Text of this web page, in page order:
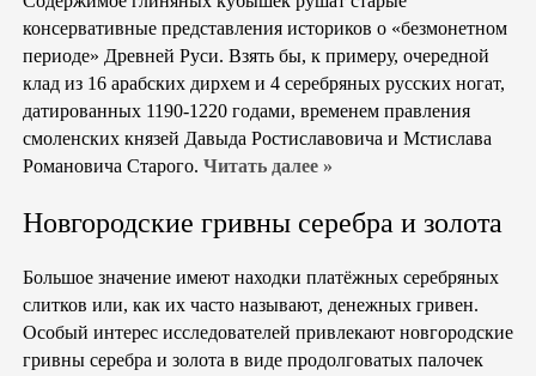
консервативные представления историков о «безмонетном
периоде» Древней Руси. Взять бы, к примеру, очередной
клад из 16 арабских дирхем и 4 серебряных русских ногат,
датированных 1190-1220 годами, временем правления
смоленских князей Давыда Ростиславовича и Мстислава
Романовича Старого. Читать далее »
Новгородские гривны серебра и золота
Большое значение имеют находки платёжных серебряных
слитков или, как их часто называют, денежных гривен.
Особый интерес исследователей привлекают новгородские
гривны серебра и золота в виде продолговатых палочек